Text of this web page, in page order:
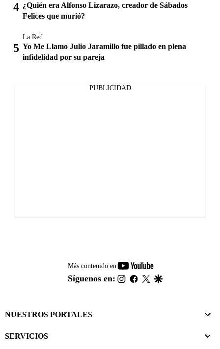
¿Quién era Alfonso Lizarazo, creador de Sábados
Felices que murió?
La Red
Yo Me Llamo Julio Jaramillo fue pillado en plena
infidelidad por su pareja
PUBLICIDAD
Más contenido en
youtube-
footer
Síguenos en: instagram
facebook
twitter
NUESTROS PORTALES
SERVICIOS